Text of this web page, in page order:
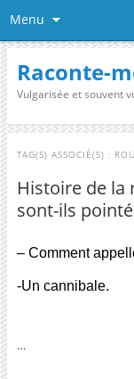
Menu
Raconte-
Vulgarisée et souvent
TAG(S) ASSOCIÉ(S) :
Histoire de la
sont-ils
– Comment
-Un cannibale.
…